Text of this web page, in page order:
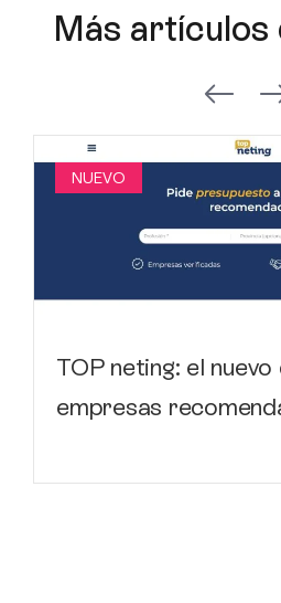
Más
NUEVO
TOP neting: el
empresas